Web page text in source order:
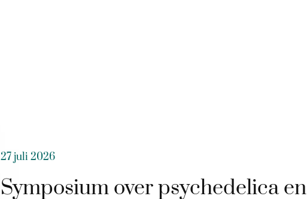
27 juli 2026
Symposium over psychedelica en